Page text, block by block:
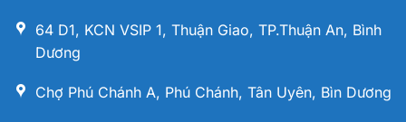
64 D1, KCN VSIP 1, Thuận Giao, TP.Thuận An, Bình
Dương
Chợ Phú Chánh A, Phú Chánh, Tân Uyên, Bìn Dương